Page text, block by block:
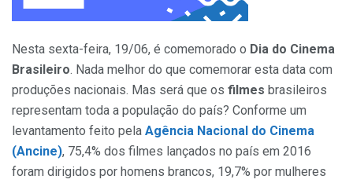
Nesta sexta-feira, 19/06, é comemorado o Dia do Cinema
Brasileiro. Nada melhor do que comemorar esta data com
produções nacionais. Mas será que os filmes brasileiros
representam toda a população do país? Conforme um
levantamento feito pela Agência Nacional do Cinema
(Ancine), 75,4% dos filmes lançados no país em 2016
foram dirigidos por homens brancos, 19,7% por mulheres